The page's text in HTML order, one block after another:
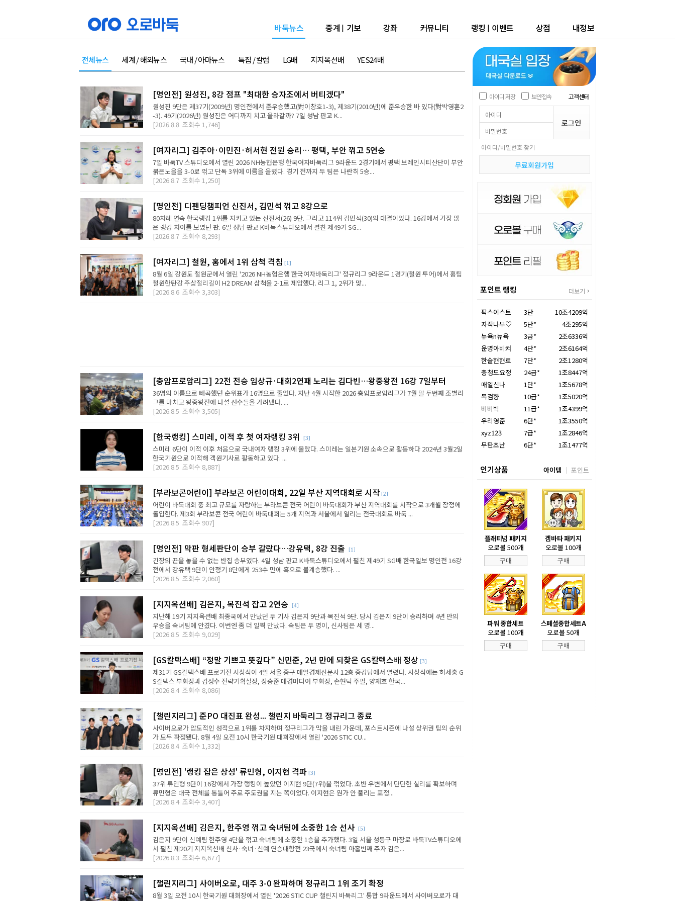
바둑뉴스 중계 | 기보 강좌 커뮤니티 랭킹 | 이벤트 상점 내정보
전체뉴스 세계 / 해외뉴스 국내 / 아마뉴스 특집 / 칼럼 LG배 지지옥션배 YES24배
[명인전] 원성진, 8강 점프 "최대한 승자조에서 버티겠다"
원성진 9단은 제37기(2009년) 명인전에서 준우승했고(對이창호1-3), 제38기(2010년)에 준우승한 바 있다(對박영훈2
-3). 49기(2026년) 원성진은 어디까지 치고 올라갈까? 7일 성남 판교 K...
[2026.8.8 조회수 1,746]
[여자리그] 김주아·이민진·허서현 전원 승리… 평택, 부안 꺾고 5연승
7일 바둑TV 스튜디오에서 열린 2026 NH농협은행 한국여자바둑리그 9라운드 2경기에서 평택 브레인시티산단이 부안
붉은노을을 3-0로 꺾고 단독 3위에 이름을 올렸다. 경기 전까지 두 팀은 나란히 5승...
[2026.8.7 조회수 1,250]
[명인전] 디펜딩챔피언 신진서, 김민석 꺾고 8강으로
80차례 연속 한국랭킹 1위를 지키고 있는 신진서(26) 9단. 그리고 114위 김민석(30)의 대결이었다. 16강에서 가장 많
은 랭킹 차이를 보였던 판. 6일 성남 판교 K바둑스튜디오에서 펼친 제49기 SG...
[2026.8.7 조회수 8,293]
[여자리그] 철원, 홈에서 1위 삼척 격침 [1]
8월 6일 강원도 철원군에서 열린 '2026 NH농협은행 한국여자바둑리그' 정규리그 9라운드 1경기(철원 투어)에서 홈팀
철원한탄강 주상절리길이 H2 DREAM 삼척을 2-1로 제압했다. 리그 1, 2위가 맞...
[2026.8.6 조회수 3,303]
[충암프로암리그] 22전 전승 임상규·대회2연패 노리는 김다빈…왕중왕전 16강 7일부터
36명의 이름으로 빼곡했던 순위표가 16명으로 줄었다. 지난 4월 시작한 2026 충암프로암리그가 7월 말 두번째 조별리
그를 마치고 왕중왕전에 나설 선수들을 가려냈다. ...
[2026.8.5 조회수 3,505]
[한국랭킹] 스미레, 이적 후 첫 여자랭킹 3위 [3]
스미레 6단이 이적 이후 처음으로 국내여자 랭킹 3위에 올랐다. 스미레는 일본기원 소속으로 활동하다 2024년 3월2일
한국기원으로 이적해 객원기사로 활동하고 있다. ...
[2026.8.5 조회수 8,887]
[부라보콘어린이] 부라보콘 어린이대회, 22일 부산 지역대회로 시작 [2]
어린이 바둑대회 중 최고 규모를 자랑하는 부라보콘 전국 어린이 바둑대회가 부산 지역대회를 시작으로 3개월 장정에
돌입한다. 제3회 부라보콘 전국 어린이 바둑대회는 5개 지역과 서울에서 열리는 전국대회로 바둑 ...
[2026.8.5 조회수 907]
[명인전] 막판 형세판단이 승부 갈랐다…강유택, 8강 진출 [1]
긴장의 끈을 놓을 수 없는 반집 승부였다. 4일 성남 판교 K바둑스튜디오에서 펼친 제49기 SG배 한국일보 명인전 16강
전에서 강유택 9단이 안정기 8단에게 253수 만에 흑으로 불계승했다. ...
[2026.8.5 조회수 2,060]
[지지옥션배] 김은지, 목진석 잡고 2연승 [4]
지난해 19기 지지옥션배 최종국에서 만났던 두 기사 김은지 9단과 목진석 9단. 당시 김은지 9단이 승리하며 4년 만의
우승을 숙녀팀에 안겼다. 이번엔 좀 더 일찍 만났다. 숙팀은 두 명이, 신사팀은 세 명...
[2026.8.5 조회수 9,029]
[GS칼텍스배] “정말 기쁘고 뜻깊다” 신민준, 2년 만에 되찾은 GS칼텍스배 정상 [3]
제31기 GS칼텍스배 프로기전 시상식이 4일 서울 중구 매일경제신문사 12층 중강당에서 열렸다. 시상식에는 허세홍 G
S칼텍스 부회장과 김정수 전략기획실장, 장승준 매경미디어 부회장, 손현덕 주필, 양재호 한국...
[2026.8.4 조회수 8,086]
[챌린지리그] 준PO 대진표 완성... 챌린지 바둑리그 정규리그 종료
사이버오로가 압도적인 성적으로 1위를 차지하며 정규리그가 막을 내린 가운데, 포스트시즌에 나설 상위권 팀의 순위
가 모두 확정됐다. 8월 4일 오전 10시 한국기원 대회장에서 열린 '2026 STIC CU...
[2026.8.4 조회수 1,332]
[명인전] '랭킹 잡은 상성' 류민형, 이지현 격파 [3]
37위 류민형 9단이 16강에서 가장 랭킹이 높았던 이지현 9단(7위)을 꺾었다. 초반 우변에서 단단한 실리를 확보하며
류민형은 대국 전체를 통틀어 주로 주도권을 지는 쪽이었다. 이지현은 뭔가 안 풀리는 표정...
[2026.8.4 조회수 3,407]
[지지옥션배] 김은지, 한주영 꺾고 숙녀팀에 소중한 1승 선사 [5]
김은지 9단이 신예팀 한주영 4단을 꺾고 숙녀팀에 소중한 1승을 추가했다. 3일 서울 성동구 마장로 바둑TV스튜디오에
서 펼친 제20기 지지옥션배 신사·숙녀·신예 연승대항전 23국에서 숙녀팀 아홉번째 주자 김은...
[2026.8.3 조회수 6,677]
[챌린지리그] 사이버오로, 대주 3-0 완파하며 정규리그 1위 조기 확정
8월 3일 오전 10시 한국기원 대회장에서 열린 '2026 STIC CUP 챌린지 바둑리그' 통합 9라운드에서 사이버오로가 대
아이디 저장 보안접속 고객센터
아이디/비밀번호 찾기
무료회원가입
포인트 랭킹 더보기
팍스이스트 3단
10조4209억
자작나무♡
5단*
4조295억
뉴욕n뉴욕
3급*
2조6336억
운명아비켜
4단*
2조6164억
한솔현현로
7단*
2조1280억
충청도요정
24급*
1조8447억
매일신나
1단*
1조5678억
목검향
10급*
1조5020억
비비빅
11급*
1조4399억
우리영준
6단*
1조3550억
xyz123
7급*
1조2846억
무탄초난
6단* 1조1477억
인기상품 아이템 포인트
플래티넘 패키지
오로볼 500개
구매
겜바타 패키지
오로볼 100개
구매
파워 종합세트
오로볼 100개
구매
스페셜종합세트A
오로볼 50개
구매